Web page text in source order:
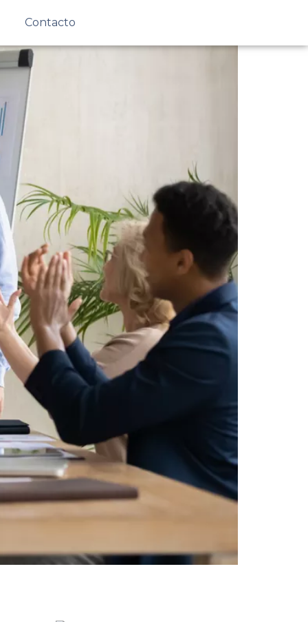
Contacto